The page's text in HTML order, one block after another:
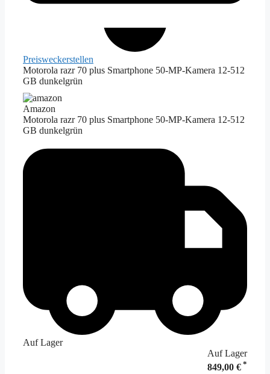
Preisweckerstellen
Motorola razr 70 plus Smartphone 50-MP-Kamera 12-512
GB dunkelgrün
Amazon
Motorola razr 70 plus Smartphone 50-MP-Kamera 12-512
GB dunkelgrün
Auf Lager
Auf Lager
849,00 € *